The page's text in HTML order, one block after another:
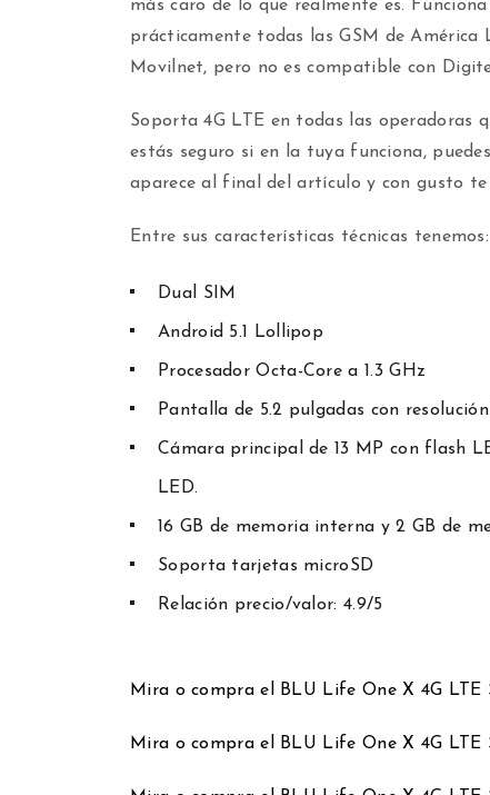
más caro de lo que realmente es.
prácticamente todas las GSM de
Movilnet, pero no es compatible con
Soporta 4G LTE en todas las operadoras
estás seguro si en la tuya funciona,
aparece al final del artículo y con gusto te
Entre sus características técnicas tenemos:
Dual SIM
Android 5.1 Lollipop
Procesador Octa-Core a 1.3 GHz
Pantalla de 5.2 pulgadas con
Cámara principal de 13 MP con flash
LED.
16 GB de memoria interna y 2 GB de
Soporta tarjetas microSD
Relación precio/valor: 4.9/5
Mira o compra el BLU Life One X 4G
Mira o compra el BLU Life One X 4G LTE